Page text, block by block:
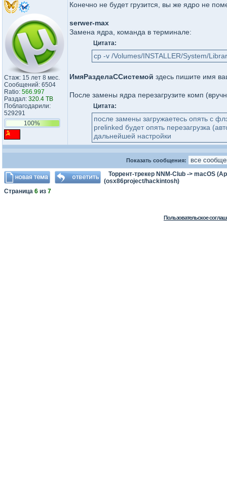
Стаж: 15 лет 8 мес.
Сообщений: 6504
Ratio: 566.997
Раздал: 320.4 TB
Поблагодарили:
529291
100%
Конечно не будет грузится, вы же ядро не
serwer-max
Замена ядра, команда в терминале:
Цитата:
cp -v /Volumes/INSTALLER/System/
ИмяРазделаССистемой здесь пишите имя
После замены ядра перезагрузите комп
Цитата:
после замены загружаетесь опять с
prelinked будет опять перезагрузка
дальнейшей настройки
Показать сообщения:
Торрент-трекер NNM-Club -> macOS
(osx86project/hackintosh)
Страница 6 из 7
Пользовательское